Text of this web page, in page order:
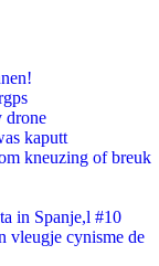
drone
kaputt
kneuzing of breuk
in Spanje,l #10
vleugje cynisme de